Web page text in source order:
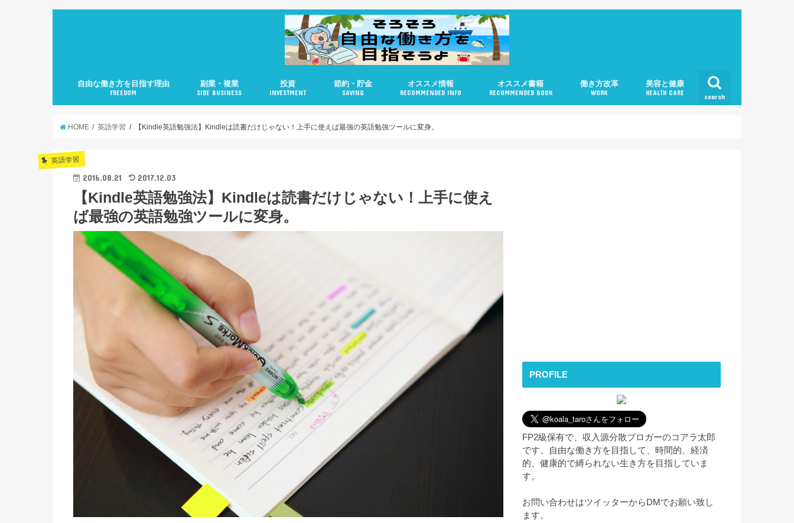
search
自由な働き方を目指す理由
FREEDOM
副業・複業
SIDE BUSINESS
投資
INVESTMENT
節約・貯金
SAVING
オススメ情報
RECOMMENDED INFO
オススメ書籍
RECOMMENDED BOOK
働き方改革
WORK
美容と健康
HEALTH CARE
HOME 英語学習 【Kindle英語勉強法】Kindleは読書だけじゃない！上手に使えば最強の英語勉強ツールに変身。
英語学習
2016.08.21 2017.12.03
【Kindle英語勉強法】Kindleは読書だけじゃない！上手に使え
ば最強の英語勉強ツールに変身。
PROFILE
FP2級保有で、収入源分散ブロガーのコアラ太郎
です。自由な働き方を目指して、時間的、経済
的、健康的で縛られない生き方を目指していま
す。
お問い合わせはツイッターからDMでお願い致し
ます。